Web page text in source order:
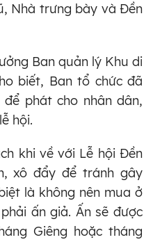
Nhà trưng bày và Đền
Ban quản lý Khu di
biết, Ban tổ chức đã
phát cho nhân dân,
hội.
khi về với Lễ hội Đền
xô đẩy để tránh gây
là không nên mua ở
ấn giả. Ấn sẽ được
Giêng hoặc tháng